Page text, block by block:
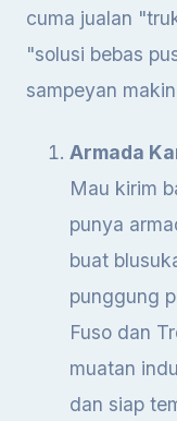
cuma jualan
"solusi bebas
sampeyan
Armada
Mau kirim
punya
buat
punggung
Fuso dan
muatan
dan siap